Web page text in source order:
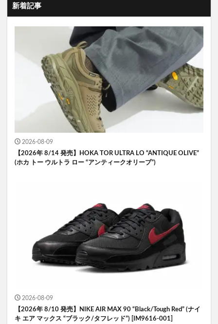
新着記事
2026-08-09
【2026年 8/14 発売】HOKA TOR ULTRA LO “ANTIQUE OLIVE”
(ホカ トー ウルトラ ロー “アンティークオリーブ”)
2026-08-09
【2026年 8/10 発売】NIKE AIR MAX 90 “Black/Tough Red” (ナイ
キ エア マックス “ブラック/タフレッド”) [IM9616-001]